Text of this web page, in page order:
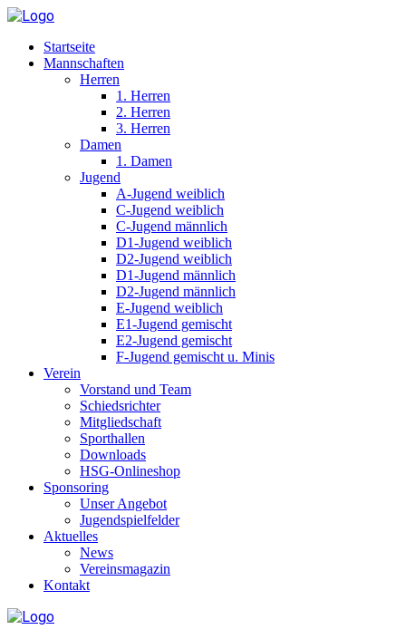
Startseite
Mannschaften
Herren
1. Herren
2. Herren
3. Herren
Damen
1. Damen
Jugend
A-Jugend weiblich
C-Jugend weiblich
C-Jugend männlich
D1-Jugend weiblich
D2-Jugend weiblich
D1-Jugend männlich
D2-Jugend männlich
E-Jugend weiblich
E1-Jugend gemischt
E2-Jugend gemischt
F-Jugend gemischt u. Minis
Verein
Vorstand und Team
Schiedsrichter
Mitgliedschaft
Sporthallen
Downloads
HSG-Onlineshop
Sponsoring
Unser Angebot
Jugendspielfelder
Aktuelles
News
Vereinsmagazin
Kontakt